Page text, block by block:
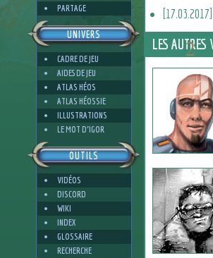
PARTAGE
UNIVERS
CADRE DE JEU
AIDES DE JEU
ATLAS HÉOS
ATLAS HÉOSSIE
ILLUSTRATIONS
LE MOT D'IGOR
OUTILS
VIDÉOS
DISCORD
WIKI
INDEX
GLOSSAIRE
RECHERCHE
2
2
LES AUTRES